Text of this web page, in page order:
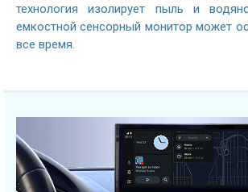
технология изолирует пыль и
емкостной сенсорный монитор может
все время.